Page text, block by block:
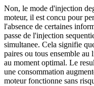
Non, le mode d'injection
moteur, il est concu pour
l'absence de certaines
passe de l'injection
simultanee. Cela signifie
paires ou tous ensemble
au moment optimal. Le
une consommation
moteur fonctionne sans